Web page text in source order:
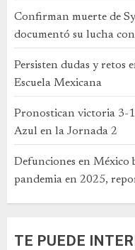
Confirman muerte de
documentó su lucha
Persisten dudas y retos
Escuela Mexicana
Pronostican victoria 3-1
Azul en la Jornada 2
Defunciones en México
pandemia en 2025,
TE PUEDE